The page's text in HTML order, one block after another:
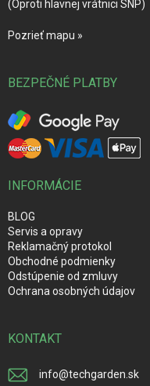
(Oproti hlavnej vrátnici SNP)
Pozrieť mapu »
BEZPEČNÉ PLATBY
INFORMÁCIE
BLOG
Servis a opravy
Reklamačný protokol
Obchodné podmienky
Odstúpenie od zmluvy
Ochrana osobných údajov
KONTAKT
info@techgarden.sk